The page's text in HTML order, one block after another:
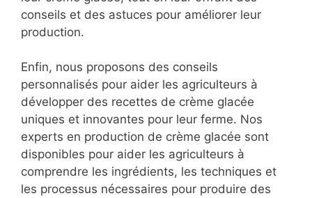
conseils et des astuces pour améliorer leur
production.
Enfin, nous proposons des conseils
personnalisés pour aider les agriculteurs à
développer des recettes de crème glacée
uniques et innovantes pour leur ferme. Nos
experts en production de crème glacée sont
disponibles pour aider les agriculteurs à
comprendre les ingrédients, les techniques et
les processus nécessaires pour produire des